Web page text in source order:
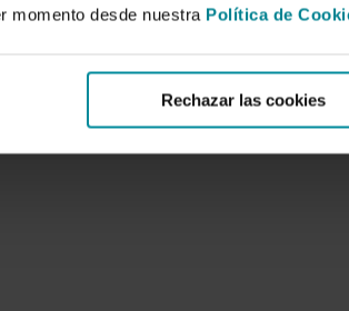
momento desde nuestra Política de
Rechazar las cookies
este trabajo ha sido